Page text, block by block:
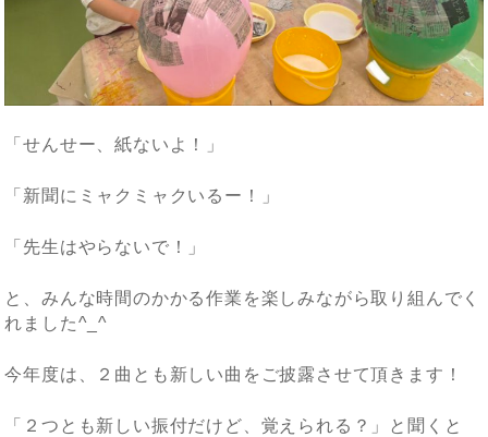
「せんせー、紙ないよ！」
「新聞にミャクミャクいるー！」
「先生はやらないで！」
と、みんな時間のかかる作業を楽しみながら取り組んでく
れました^_^
今年度は、２曲とも新しい曲をご披露させて頂きます！
「２つとも新しい振付だけど、覚えられる？」と聞くと